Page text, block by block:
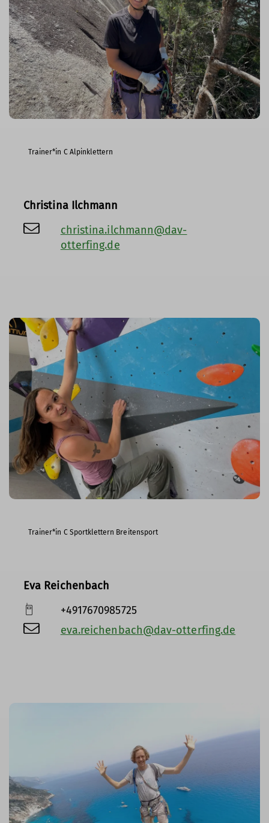
Trainer*in C Alpinklettern
Christina Ilchmann
christina.ilchmann@dav-
otterfing.de
Trainer*in C Sportklettern Breitensport
Eva Reichenbach
+4917670985725
eva.reichenbach@dav-otterfing.de